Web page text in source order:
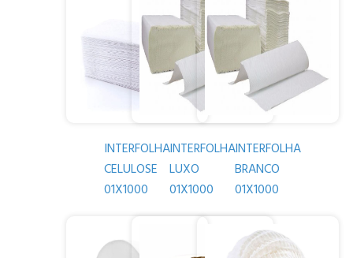
INTERFOLHA
CELULOSE
01X1000
INTERFOLHA
LUXO
01X1000
INTERFOLHA
BRANCO
01X1000